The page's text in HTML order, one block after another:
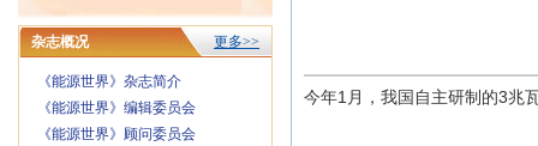
杂志概况 更多>>
《能源世界》杂志简介
《能源世界》编辑委员会
《能源世界》顾问委员会
今年1月，我国自主研制的3兆